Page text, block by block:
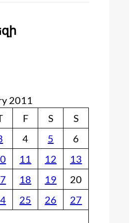
2011
F S
S
4 5
6
11 12
13
18 19
20
25 26
27